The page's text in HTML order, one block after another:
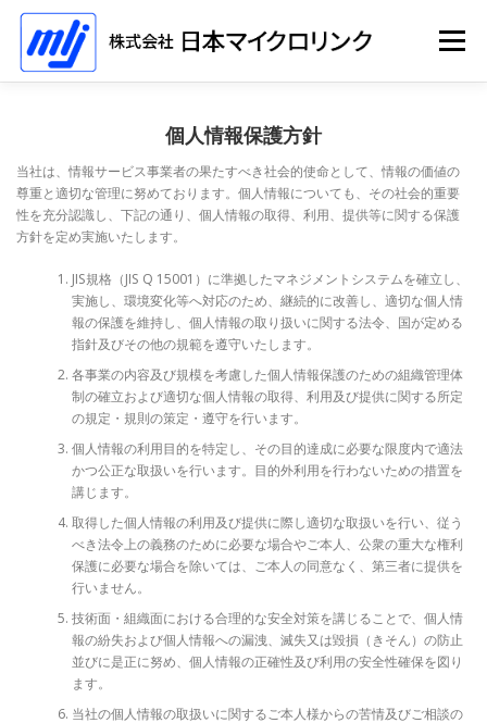
メニュー
ソリューション 会社情報
イベント
個人情報保護方針
当社は、情報サービス事業者の果たすべき社会的使命として、情報の価値の
尊重と適切な管理に努めております。個人情報についても、その社会的重要
性を充分認識し、下記の通り、個人情報の取得、利用、提供等に関する保護
方針を定め実施いたします。
JIS規格（JIS Q 15001）に準拠したマネジメントシステムを確立し、
実施し、環境変化等へ対応のため、継続的に改善し、適切な個人情
報の保護を維持し、個人情報の取り扱いに関する法令、国が定める
指針及びその他の規範を遵守いたします。
各事業の内容及び規模を考慮した個人情報保護のための組織管理体
制の確立および適切な個人情報の取得、利用及び提供に関する所定
の規定・規則の策定・遵守を行います。
個人情報の利用目的を特定し、その目的達成に必要な限度内で適法
かつ公正な取扱いを行います。目的外利用を行わないための措置を
講じます。
取得した個人情報の利用及び提供に際し適切な取扱いを行い、従う
べき法令上の義務のために必要な場合やご本人、公衆の重大な権利
保護に必要な場合を除いては、ご本人の同意なく、第三者に提供を
行いません。
技術面・組織面における合理的な安全対策を講じることで、個人情
報の紛失および個人情報への漏洩、滅失又は毀損（きそん）の防止
並びに是正に努め、個人情報の正確性及び利用の安全性確保を図り
ます。
当社の個人情報の取扱いに関するご本人様からの苦情及びご相談の